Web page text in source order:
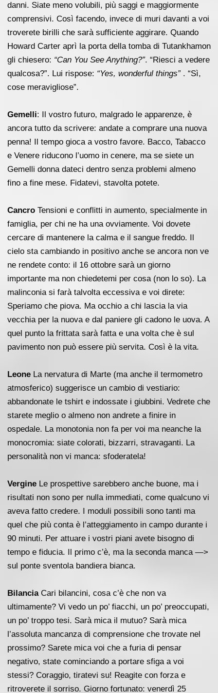
danni. Siate meno volubili, più saggi e maggiormente
comprensivi. Così facendo, invece di muri davanti a voi
troverete birilli che sarà sufficiente aggirare. Quando
Howard Carter aprì la porta della tomba di Tutankhamon
gli chiesero: “Can You See Anything?”. “Riesci a vedere
qualcosa?”. Lui rispose: “Yes, wonderful things”. “Sì,
cose meravigliose”.
Gemelli: Il vostro futuro, malgrado le apparenze, è
ancora tutto da scrivere: andate a comprare una nuova
penna! Il tempo gioca a vostro favore. Bacco, Tabacco
e Venere riducono l’uomo in cenere, ma se siete un
Gemelli donna dateci dentro senza problemi almeno
fino a fine mese. Fidatevi, stavolta potete.
Cancro Tensioni e conflitti in aumento, specialmente in
famiglia, per chi ne ha una ovviamente. Voi dovete
cercare di mantenere la calma e il sangue freddo. Il
cielo sta cambiando in positivo anche se ancora non ve
ne rendete conto: il 16 ottobre sarà un giorno
importante ma non chiedetemi per cosa (non lo so). La
malinconia si farà talvolta eccessiva e voi direte:
Speriamo che piova. Ma occhio a chi lascia la via
vecchia per la nuova e dal paniere gli cadono le uova. A
quel punto la frittata sarà fatta e una volta che è sul
pavimento non può essere più servita. Così è la vita.
Leone La nervatura di Marte (ma anche il termometro
atmosferico) suggerisce un cambio di vestiario:
abbandonate le tshirt e indossate i giubbini. Vedrete che
starete meglio o almeno non andrete a finire in
ospedale. La monotonia non fa per voi ma neanche la
monocromia: siate colorati, bizzarri, stravaganti. La
personalità non vi manca: sfoderatela!
Vergine Le prospettive sarebbero anche buone, ma i
risultati non sono per nulla immediati, come qualcuno vi
aveva fatto credere. I moduli possibili sono tanti ma
quel che più conta è l’atteggiamento in campo durante i
90 minuti. Per attuare i vostri piani avete bisogno di
tempo e fiducia. Il primo c’è, ma la seconda manca —>
sul ponte sventola bandiera bianca.
BilanciaCari bilancini, cosa c’è che non va
ultimamente? Vi vedo un po’ fiacchi, un po’ preoccupati,
un po’ troppo tesi. Sarà mica il mutuo? Sarà mica
l’assoluta mancanza di comprensione che trovate nel
prossimo? Sarete mica voi che a furia di pensar
negativo, state cominciando a portare sfiga a voi
stessi? Coraggio, tiratevi su! Reagite con forza e
ritroverete il sorriso. Giorno fortunato: venerdì 25